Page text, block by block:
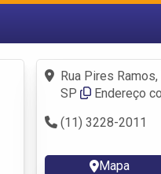
Fazer login
Criar conta
Rua Pires
SP
Endereço
(11) 3228-2011
Mapa